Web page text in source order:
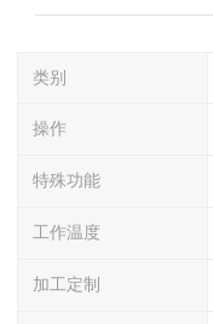
类别
操作
特殊功能
工作温度
加工定制